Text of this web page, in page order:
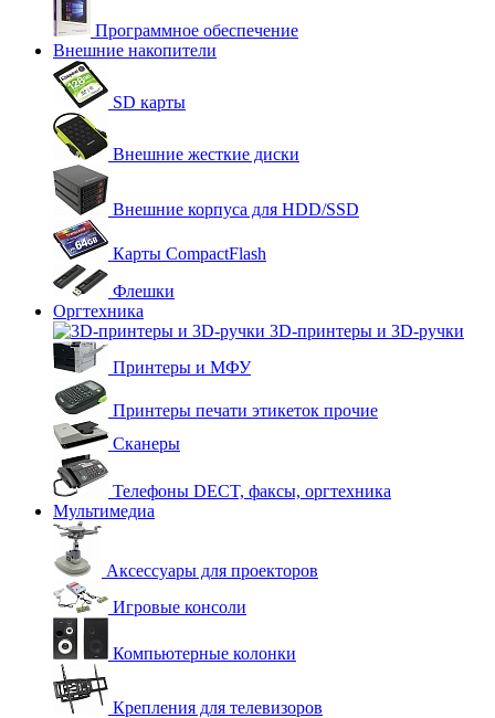
Программное обеспечение
Внешние накопители
SD карты
Внешние жесткие диски
Внешние корпуса для HDD/SSD
Карты CompactFlash
Флешки
Оргтехника
3D-принтеры и 3D-ручки
Принтеры и МФУ
Принтеры печати этикеток прочие
Сканеры
Телефоны DECT, факсы, оргтехника
Мультимедиа
Аксессуары для проекторов
Игровые консоли
Компьютерные колонки
Крепления для телевизоров